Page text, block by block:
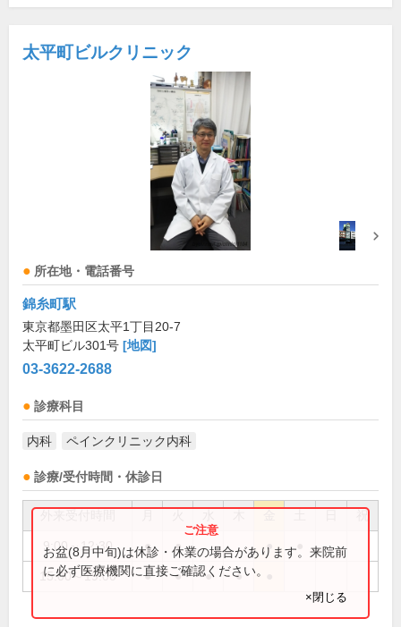
太平町ビルクリニック
所在地・電話番号
錦糸町駅
東京都墨田区太平1丁目20-7
太平町ビル301号 [地図]
03-3622-2688
診療科目
内科 ペインクリニック内科
診療/受付時間・休診日
祝
9:00～12:30 ● ● ●
15:00～19:00 ● ● ● ●
お盆(8月中旬)は休診・休業の場合があります。来院前
に必ず医療機関に直接ご確認ください。
×閉じる